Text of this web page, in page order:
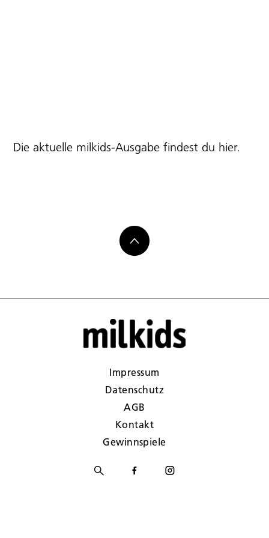
Die aktuelle milkids-Ausgabe findest du hier.
Impressum
Datenschutz
AGB
Kontakt
Gewinnspiele